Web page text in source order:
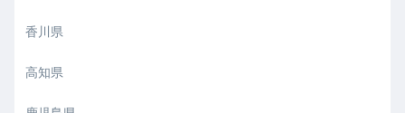
香川県
高知県